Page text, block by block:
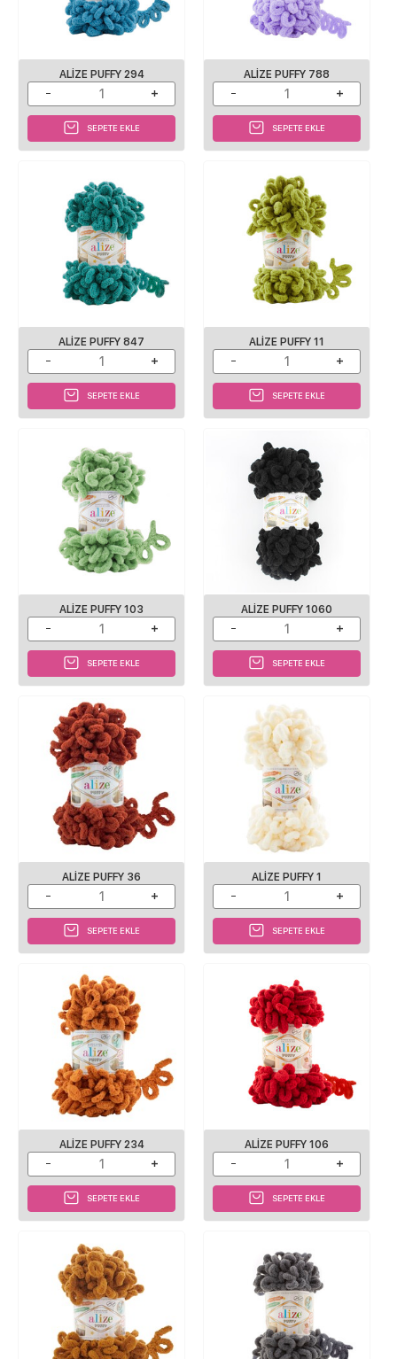
ALIZE PUFFY 294
SEPETE EKLE
ALIZE PUFFY 788
SEPETE EKLE
ALIZE PUFFY 847
SEPETE EKLE
ALIZE PUFFY 11
SEPETE EKLE
ALIZE PUFFY 103
SEPETE EKLE
ALIZE PUFFY 1060
SEPETE EKLE
ALIZE PUFFY 36
SEPETE EKLE
ALIZE PUFFY 1
SEPETE EKLE
ALIZE PUFFY 234
SEPETE EKLE
ALIZE PUFFY 106
SEPETE EKLE